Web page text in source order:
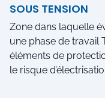
SOUS TENSION
Zone dans laquelle
une phase de travail
éléments de
le risque